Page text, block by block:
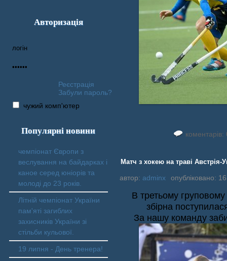
Авторизація
Реєстрація
Забули пароль?
чужий комп'ютер
Популярні новини
чемпіонат Європи з
веслування на байдарках і
каное серед юніорів та
молоді до 23 років.
Літній чемпіонат України
пам'яті загиблих
захисників України зі
стільби кульової.
19 липня - День тренера!
коментарів:
Матч з хокею на траві Австрія-
автор: adminx опубліковано:
В третьому
збірна
За нашу команду